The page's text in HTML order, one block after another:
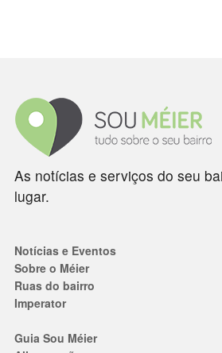
As notícias e serviços do seu
lugar.
Notícias e Eventos
Sobre o Méier
Ruas do bairro
Imperator
Guia Sou Méier